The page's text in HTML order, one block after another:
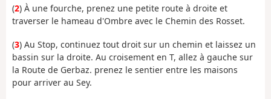
(2) À une fourche, prenez une petite route à droite et
traverser le hameau d'Ombre avec le Chemin des Rosset.
(3) Au Stop, continuez tout droit sur un chemin et laissez un
bassin sur la droite. Au croisement en T, allez à gauche sur
la Route de Gerbaz. prenez le sentier entre les maisons
pour arriver au Sey.